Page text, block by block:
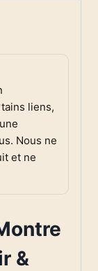
liens,
Nous ne
et ne
&